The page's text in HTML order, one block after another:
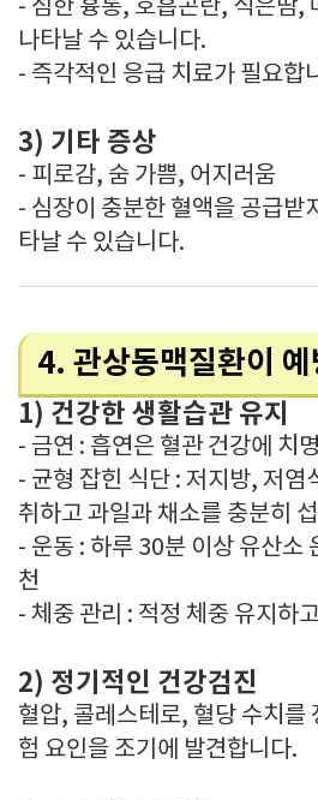
- 심한 흉통, 호흡곤란, 식은땀,
나타날 수 있습니다.
- 즉각적인 응급 치료가 필요합
3) 기타 증상
- 피로감, 숨 가쁨, 어지러움
- 심장이 충분한 혈액을 공급받
타날 수 있습니다.
4. 관상동맥질환이 예
1) 건강한 생활습관 유지
- 금연 : 흡연은 혈관 건강에 치
- 균형 잡힌 식단 : 저지방, 저염
취하고 과일과 채소를 충분히
- 운동 : 하루 30분 이상 유산소
천
- 체중 관리 : 적정 체중 유지하
2) 정기적인 건강검진
혈압, 콜레스테로, 혈당 수치를
험 요인을 조기에 발견합니다.